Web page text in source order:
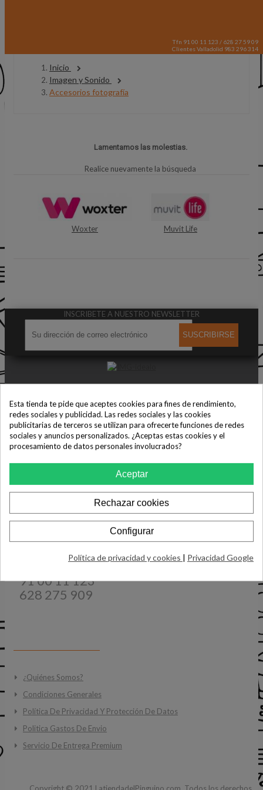
Tfn 91 00 11 123 / 628 27 59 09
Clientes Valladolid 983 296 314
Inicio
Imagen y Sonido
Accesorios fotografía
Lamentamos las molestias.
Realice nuevamente la búsqueda
Woxter Muvit Life
INSCRIBETE A NUESTRO NEWSLETTER
SUSCRIBIRSE
Los mejores precios en todas las marcas de electrodomésticos.
CONTACTA CON NOSOTROS
Email: Info@latiendadelpinguino.com
Teléfonos:
91 00 11 123
628 275 909
¿Quiénes Somos?
Condiciones Generales
Política De Privacidad Y Protección De Datos
Politica Gastos De Envio
Servicio De Entrega Premium
Esta tienda te pide que aceptes cookies para fines de rendimiento,
redes sociales y publicidad. Las redes sociales y las cookies
publicitarias de terceros se utilizan para ofrecerte funciones de redes
sociales y anuncios personalizados. ¿Aceptas estas cookies y el
procesamiento de datos personales involucrados?
Aceptar
Rechazar cookies
Configurar
Política de privacidad y cookies | Privacidad Google